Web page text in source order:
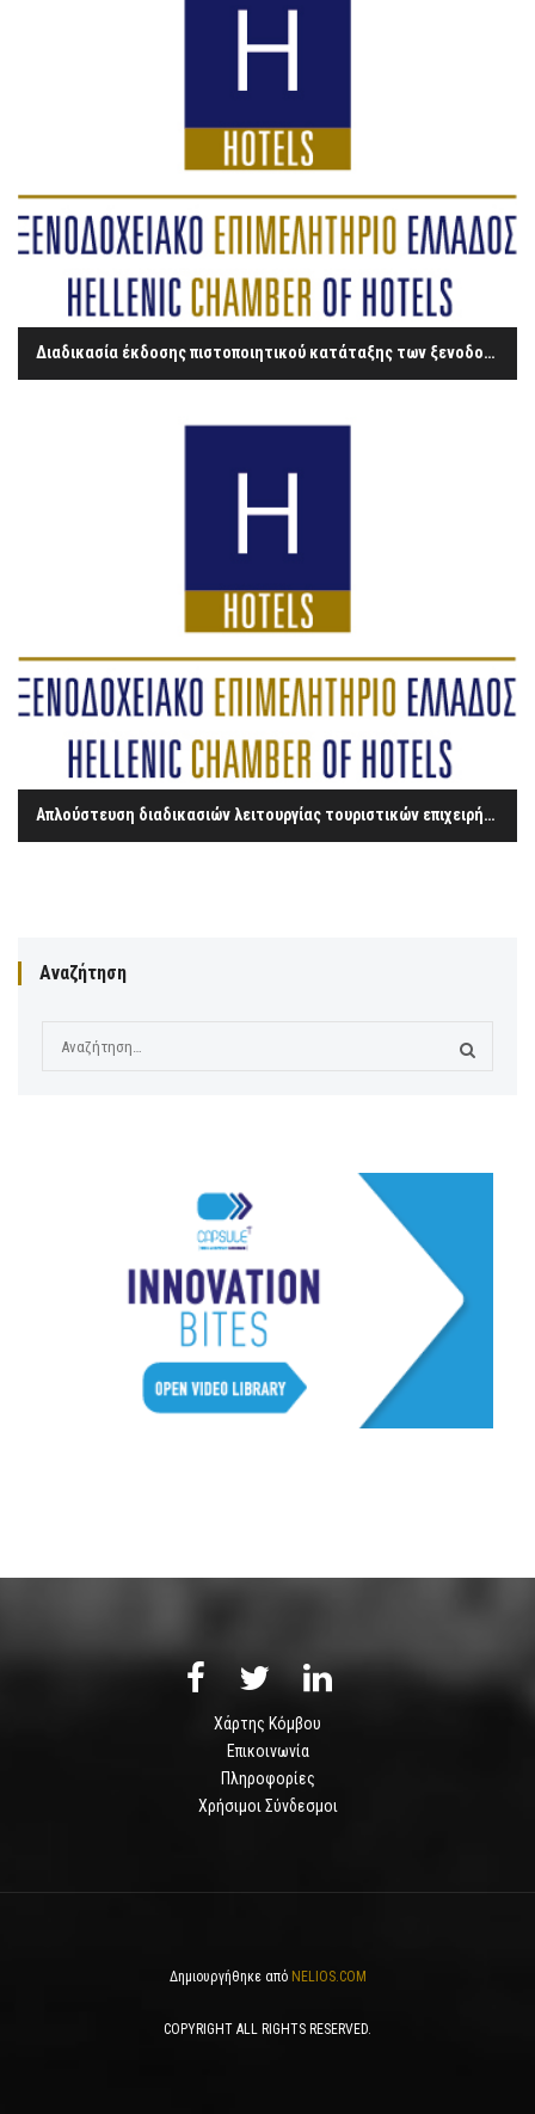
Διαδικασία έκδοσης πιστοποιητικού κατάταξης των ξενοδοχείων και των ενοικιαζόμενων επιπλωμένων δωματίων−διαμερισμάτων σε κατηγορίες αστέρων και κλειδιών αντίστοιχα.
Απλούστευση διαδικασιών λειτουργίας τουριστικών επιχειρήσεων και τουριστικών υποδομών, ειδικές μορφές τουρισμού και άλλες διατάξεις.
Αναζήτηση
Χάρτης Κόμβου
Επικοινωνία
Πληροφορίες
Χρήσιμοι Σύνδεσμοι
Δημιουργήθηκε από NELIOS.COM
COPYRIGHT ALL RIGHTS RESERVED.